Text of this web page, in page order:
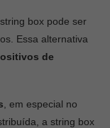
box pode ser
Essa alternativa
de
, em especial no
a string box